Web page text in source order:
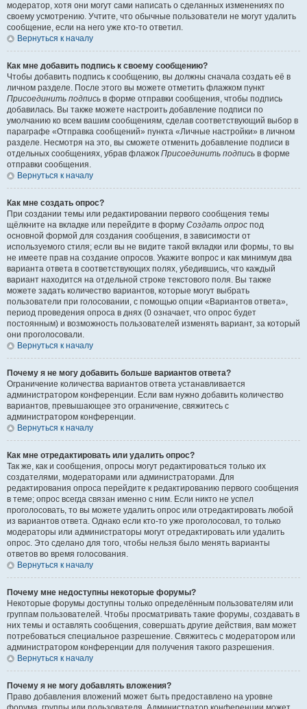
модератор, хотя они могут сами написать о сделанных изменениях по
своему усмотрению. Учтите, что обычные пользователи не могут удалить
сообщение, если на него уже кто-то ответил.
Вернуться к началу
Как мне добавить подпись к своему сообщению?
Чтобы добавить подпись к сообщению, вы должны сначала создать её в
личном разделе. После этого вы можете отметить флажком пункт
Присоединить подпись в форме отправки сообщения, чтобы подпись
добавилась. Вы также можете настроить добавление подписи по
умолчанию ко всем вашим сообщениям, сделав соответствующий выбор в
параграфе «Отправка сообщений» пункта «Личные настройки» в личном
разделе. Несмотря на это, вы сможете отменить добавление подписи в
отдельных сообщениях, убрав флажок Присоединить подпись в форме
отправки сообщения.
Вернуться к началу
Как мне создать опрос?
При создании темы или редактировании первого сообщения темы
щёлкните на вкладке или перейдите в форму Создать опрос под
основной формой для создания сообщения, в зависимости от
используемого стиля; если вы не видите такой вкладки или формы, то вы
не имеете прав на создание опросов. Укажите вопрос и как минимум два
варианта ответа в соответствующих полях, убедившись, что каждый
вариант находится на отдельной строке текстового поля. Вы также
можете задать количество вариантов, которые могут выбрать
пользователи при голосовании, с помощью опции «Вариантов ответа»,
период проведения опроса в днях (0 означает, что опрос будет
постоянным) и возможность пользователей изменять вариант, за который
они проголосовали.
Вернуться к началу
Почему я не могу добавить больше вариантов ответа?
Ограничение количества вариантов ответа устанавливается
администратором конференции. Если вам нужно добавить количество
вариантов, превышающее это ограничение, свяжитесь с
администратором конференции.
Вернуться к началу
Как мне отредактировать или удалить опрос?
Так же, как и сообщения, опросы могут редактироваться только их
создателями, модераторами или администраторами. Для
редактирования опроса перейдите к редактированию первого сообщения
в теме; опрос всегда связан именно с ним. Если никто не успел
проголосовать, то вы можете удалить опрос или отредактировать любой
из вариантов ответа. Однако если кто-то уже проголосовал, то только
модераторы или администраторы могут отредактировать или удалить
опрос. Это сделано для того, чтобы нельзя было менять варианты
ответов во время голосования.
Вернуться к началу
Почему мне недоступны некоторые форумы?
Некоторые форумы доступны только определённым пользователям или
группам пользователей. Чтобы просматривать такие форумы, создавать в
них темы и оставлять сообщения, совершать другие действия, вам может
потребоваться специальное разрешение. Свяжитесь с модератором или
администратором конференции для получения такого разрешения.
Вернуться к началу
Почему я не могу добавлять вложения?
Право добавления вложений может быть предоставлено на уровне